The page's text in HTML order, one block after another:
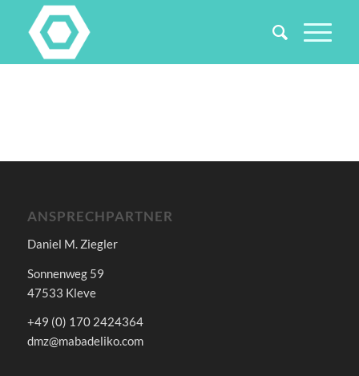
ANSPRECHPARTNER
Daniel M. Ziegler
Sonnenweg 59
47533 Kleve
+49 (0) 170 2424364
dmz@mabadeliko.com